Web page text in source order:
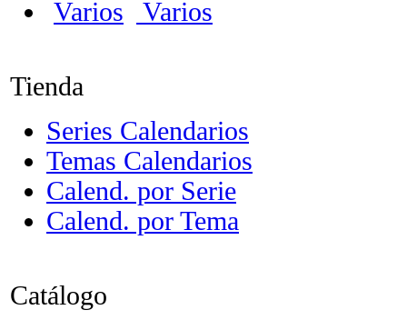
Varios
Tienda
Series Calendarios
Temas Calendarios
Calend. por Serie
Calend. por Tema
Catálogo